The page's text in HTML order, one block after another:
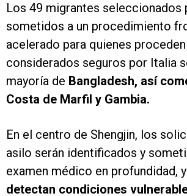
Los 49 migrantes seleccionados
sometidos a un procedimiento
acelerado para quienes
considerados seguros por Italia
mayoría de Bangladesh, así
Costa de Marfil y Gambia.
En el centro de Shengjin, los
asilo serán identificados y
examen médico en profundidad,
detectan condiciones